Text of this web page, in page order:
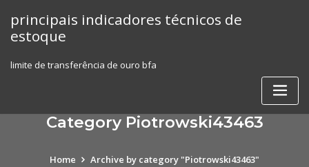
content
principais indicadores técnicos de
estoque
limite de transferência de ouro bfa
Category Piotrowski43463
Home Archive by category "Piotrowski43463"